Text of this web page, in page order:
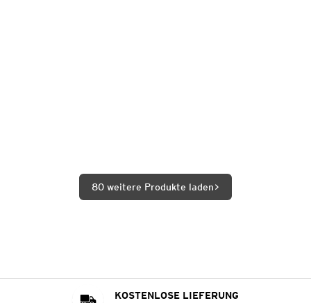
80 weitere Produkte laden
KOSTENLOSE LIEFERUNG